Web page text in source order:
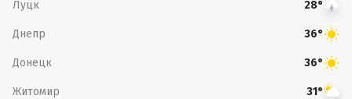
Луцк 28°
Днепр 36°
Донецк 36°
Житомир 31°